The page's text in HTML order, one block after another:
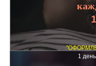
1